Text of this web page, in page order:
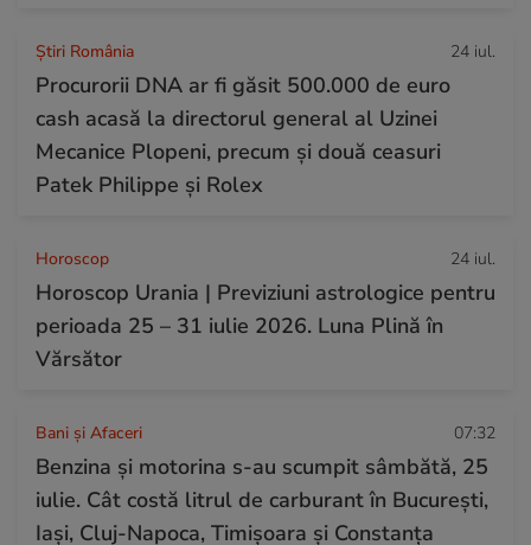
Știri România 24 iul.
Procurorii DNA ar fi găsit 500.000 de euro
cash acasă la directorul general al Uzinei
Mecanice Plopeni, precum și două ceasuri
Patek Philippe și Rolex
Horoscop 24 iul.
Horoscop Urania | Previziuni astrologice pentru
perioada 25 – 31 iulie 2026. Luna Plină în
Vărsător
Bani și Afaceri 07:32
Benzina și motorina s-au scumpit sâmbătă, 25
iulie. Cât costă litrul de carburant în București,
Iași, Cluj-Napoca, Timișoara și Constanța